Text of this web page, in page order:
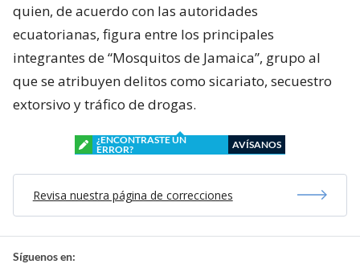
quien, de acuerdo con las autoridades
ecuatorianas, figura entre los principales
integrantes de “Mosquitos de Jamaica”, grupo al
que se atribuyen delitos como sicariato, secuestro
extorsivo y tráfico de drogas.
¿ENCONTRASTE UN
ERROR?
AVÍSANOS
Revisa nuestra página de correcciones
Síguenos en: